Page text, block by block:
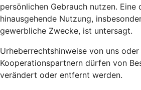
persönlichen Gebrauch nutzen. Eine
hinausgehende Nutzung,
gewerbliche Zwecke, ist untersagt.
Urheberrechtshinweise von uns
Kooperationspartnern dürfen von
verändert oder entfernt werden.